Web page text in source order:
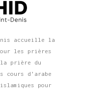
accueille la
pour les prières
prière du
cours d’arabe
pour